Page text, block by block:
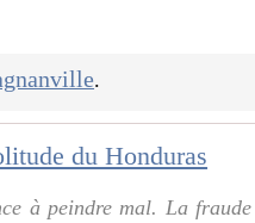
.
du Honduras
à peindre mal. La